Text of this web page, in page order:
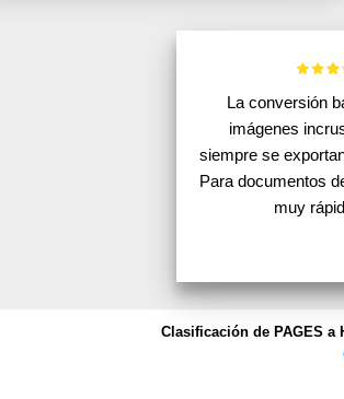
La conversión
imágenes
siempre se
Para documentos
muy
Clasificación de PAGES a